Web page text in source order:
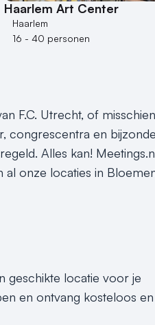
Haarlem Art Center
Haarlem
16 - 40 personen
F.C. Utrecht, of
congrescentra en
Alles kan!
onze locaties in
geschikte locatie voor je
en ontvang kosteloos en